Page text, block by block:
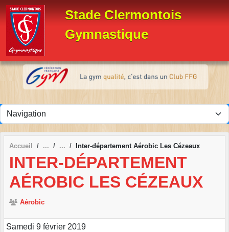
Stade Clermontois
Gymnastique
Accueil Inter-département Aérobic Les Cézeaux
INTER-DÉPARTEMENT
AÉROBIC LES CÉZEAUX
Aérobic
Samedi 9 février 2019
Panneau de gestion des cookies